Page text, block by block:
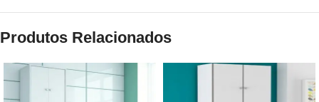
Produtos Relacionados